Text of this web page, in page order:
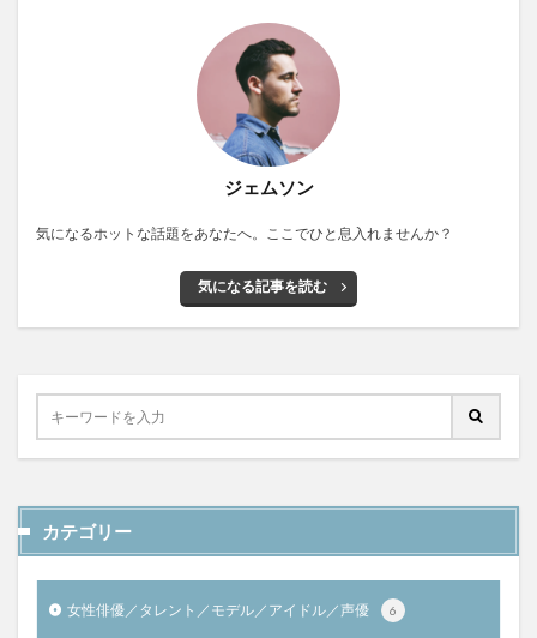
ジェムソン
気になるホットな話題をあなたへ。ここでひと息入れませんか？
気になる記事を読む
カテゴリー
女性俳優／タレント／モデル／アイドル／声優 6